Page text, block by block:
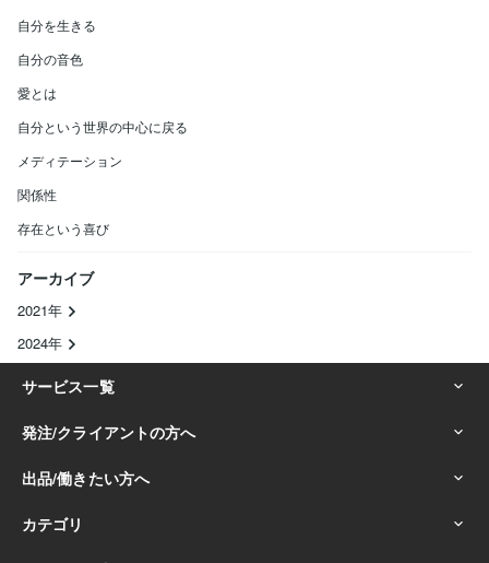
自分を生きる
自分の音色
愛とは
自分という世界の中心に戻る
メディテーション
関係性
存在という喜び
アーカイブ
2021年
2024年